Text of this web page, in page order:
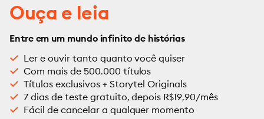
Ouça e leia
Entre em um mundo infinito de histórias
Ler e ouvir tanto quanto você quiser
Com mais de 500.000 títulos
Títulos exclusivos + Storytel Originals
7 dias de teste gratuito, depois R$19,90/mês
Fácil de cancelar a qualquer momento